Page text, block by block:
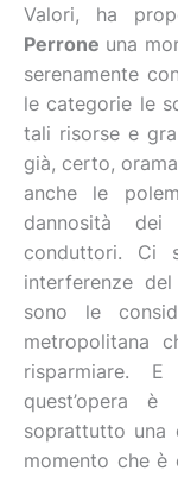
Valori, ha
Perrone una
serenamente
le categorie le
tali risorse e
già, certo,
anche le
dannosità
conduttori. Ci
interferenze
sono le
metropolitana
risparmiare.
quest’opera
soprattutto una
momento che